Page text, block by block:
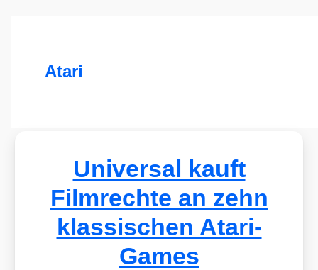
Atari
Universal kauft
Filmrechte an zehn
klassischen Atari-
Games